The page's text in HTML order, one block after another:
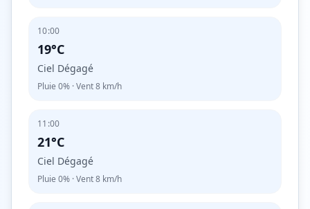
10:00
19°C
Ciel Dégagé
Pluie 0% · Vent8 km/h
11:00
21°C
Ciel Dégagé
Pluie 0% · Vent8 km/h